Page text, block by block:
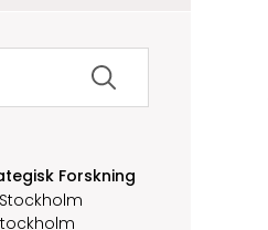
Forskning
Stockholm